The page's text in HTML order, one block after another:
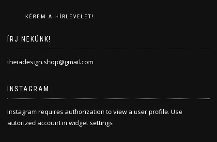
ÍRJ NEKÜNK!
theiadesign.shop@gmail.com
INSTAGRAM
Instagram requires authorization to view a user profile. Use
autorized account in widget settings